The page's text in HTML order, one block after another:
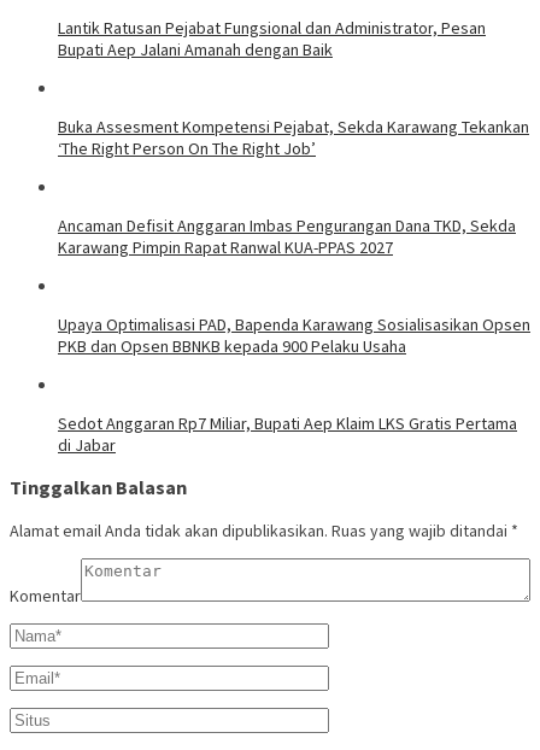
Lantik Ratusan Pejabat Fungsional dan Administrator, Pesan
Bupati Aep Jalani Amanah dengan Baik
Buka Assesment Kompetensi Pejabat, Sekda Karawang Tekankan
‘The Right Person On The Right Job’
Ancaman Defisit Anggaran Imbas Pengurangan Dana TKD, Sekda
Karawang Pimpin Rapat Ranwal KUA-PPAS 2027
Upaya Optimalisasi PAD, Bapenda Karawang Sosialisasikan Opsen
PKB dan Opsen BBNKB kepada 900 Pelaku Usaha
Sedot Anggaran Rp7 Miliar, Bupati Aep Klaim LKS Gratis Pertama
di Jabar
Tinggalkan Balasan
Alamat email Anda tidak akan dipublikasikan. Ruas yang wajib ditandai *
Komentar